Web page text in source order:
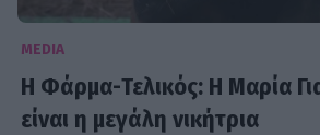
MEDIA
H Φάρμα-Τελικός: H Μαρία
είναι η μεγάλη νικήτρια